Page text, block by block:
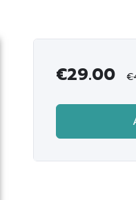
€29.00 €